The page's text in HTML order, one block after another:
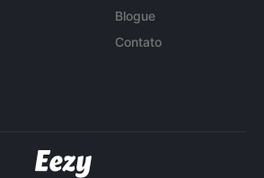
Blogue
Contato